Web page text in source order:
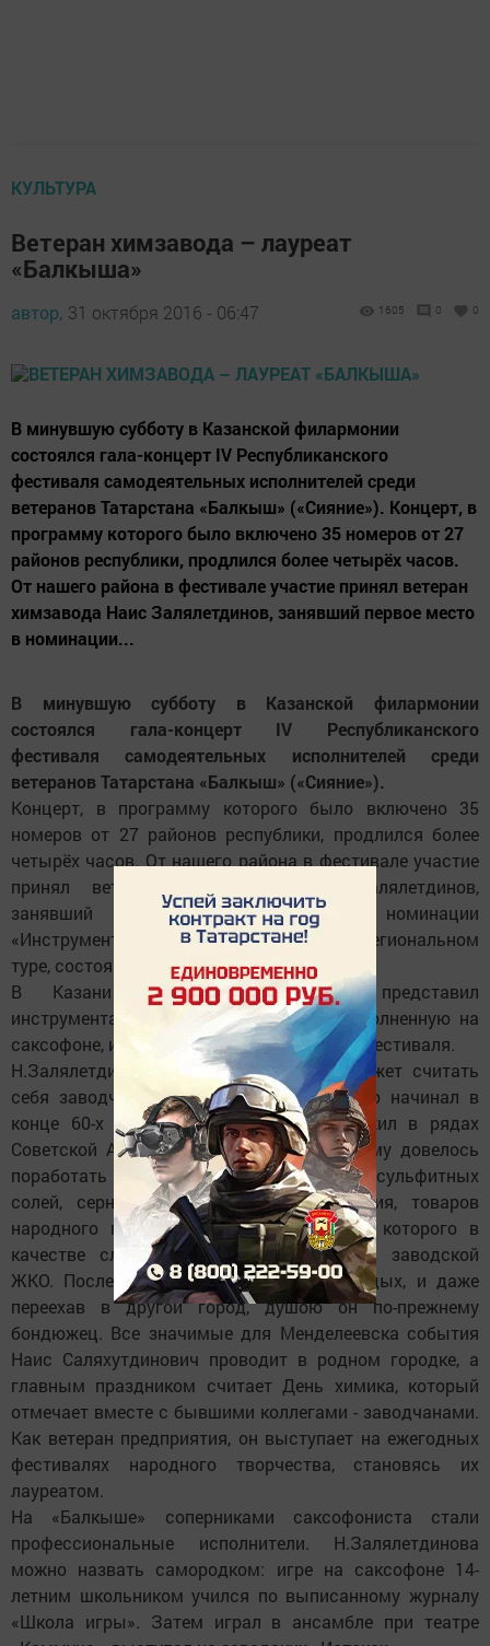
КУЛЬТУРА
Ветеран химзавода – лауреат
«Балкыша»
автор, 31 октября 2016 - 06:47 1605 0 0
В минувшую субботу в Казанской филармонии
состоялся гала-концерт IV Республиканского
фестиваля самодеятельных исполнителей среди
ветеранов Татарстана «Балкыш» («Сияние»). Концерт, в
программу которого было включено 35 номеров от 27
районов республики, продлился более четырёх часов.
От нашего района в фестивале участие принял ветеран
химзавода Наис Залялетдинов, занявший первое место
в номинации...
В минувшую субботу в Казанской филармонии
состоялся гала-концерт IV Республиканского
фестиваля самодеятельных исполнителей среди
ветеранов Татарстана «Балкыш» («Сияние»).
Концерт, в программу которого было включено 35
номеров от 27 районов республики, продлился более
четырёх часов. От нашего района в фестивале участие
принял ветеран химзавода Наис Залялетдинов,
занявший первое место в номинации
«Инструментальное исполнительство» в региональном
туре, состоявшемся в августе в Челнах.
В Казани Наис Саляхутдинович представил
инструментальную пьесу «Yesterday", исполненную на
саксофоне, и удостоен диплома лауреата фестиваля.
Н.Залялетдинов до сих пор по праву может считать
себя заводчанином. Трудовую биографию начинал в
конце 60-х в цехе ГОБиУКБ, затем служил в рядах
Советской Армии и вернулся на завод. Ему довелось
поработать в цехах по производству сульфитных
солей, серной кислоты, хлористого бария, товаров
народного потребления, после закрытия которого в
качестве слесаря-ремонтника перешел в заводской
ЖКО. После выхода на заслуженный отдых, и даже
переехав в другой город, душою он по-прежнему
бондюжец. Все значимые для Менделеевска события
Наис Саляхутдинович проводит в родном городке, а
главным праздником считает День химика, который
отмечает вместе с бывшими коллегами - заводчанами.
Как ветеран предприятия, он выступает на ежегодных
фестивалях народного творчества, становясь их
лауреатом.
На «Балкыше» соперниками саксофониста стали
профессиональные исполнители. Н.Залялетдинова
можно назвать самородком: игре на саксофоне 14-
летним школьником учился по выписанному журналу
«Школа игры». Затем играл в ансамбле при театре